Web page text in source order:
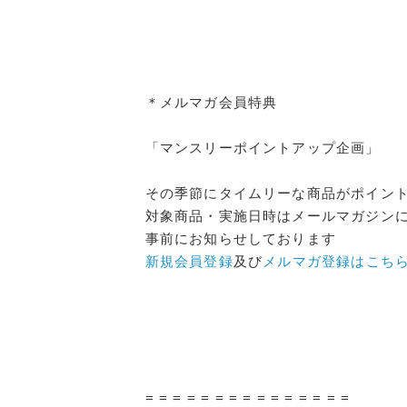
＊メルマガ会員特典
「マンスリーポイントアップ企画」
その季節にタイムリーな商品がポイン
対象商品・実施日時はメールマガジン
事前にお知らせしております
新規会員登録及び メルマガ登録はこち
= = = = = = = = = = = = = = =